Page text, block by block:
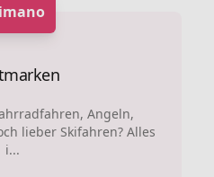
Angeln,
lieber Skifahren? Alles
i...